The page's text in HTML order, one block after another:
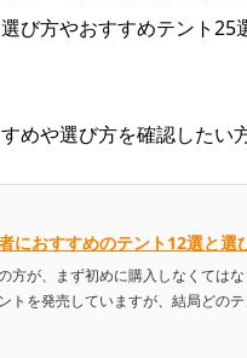
び方やおすすめテント25
めや選び方を確認したい
におすすめのテント12選と選
方が、まず初めに購入しなくては
トを発売していますが、結局どの